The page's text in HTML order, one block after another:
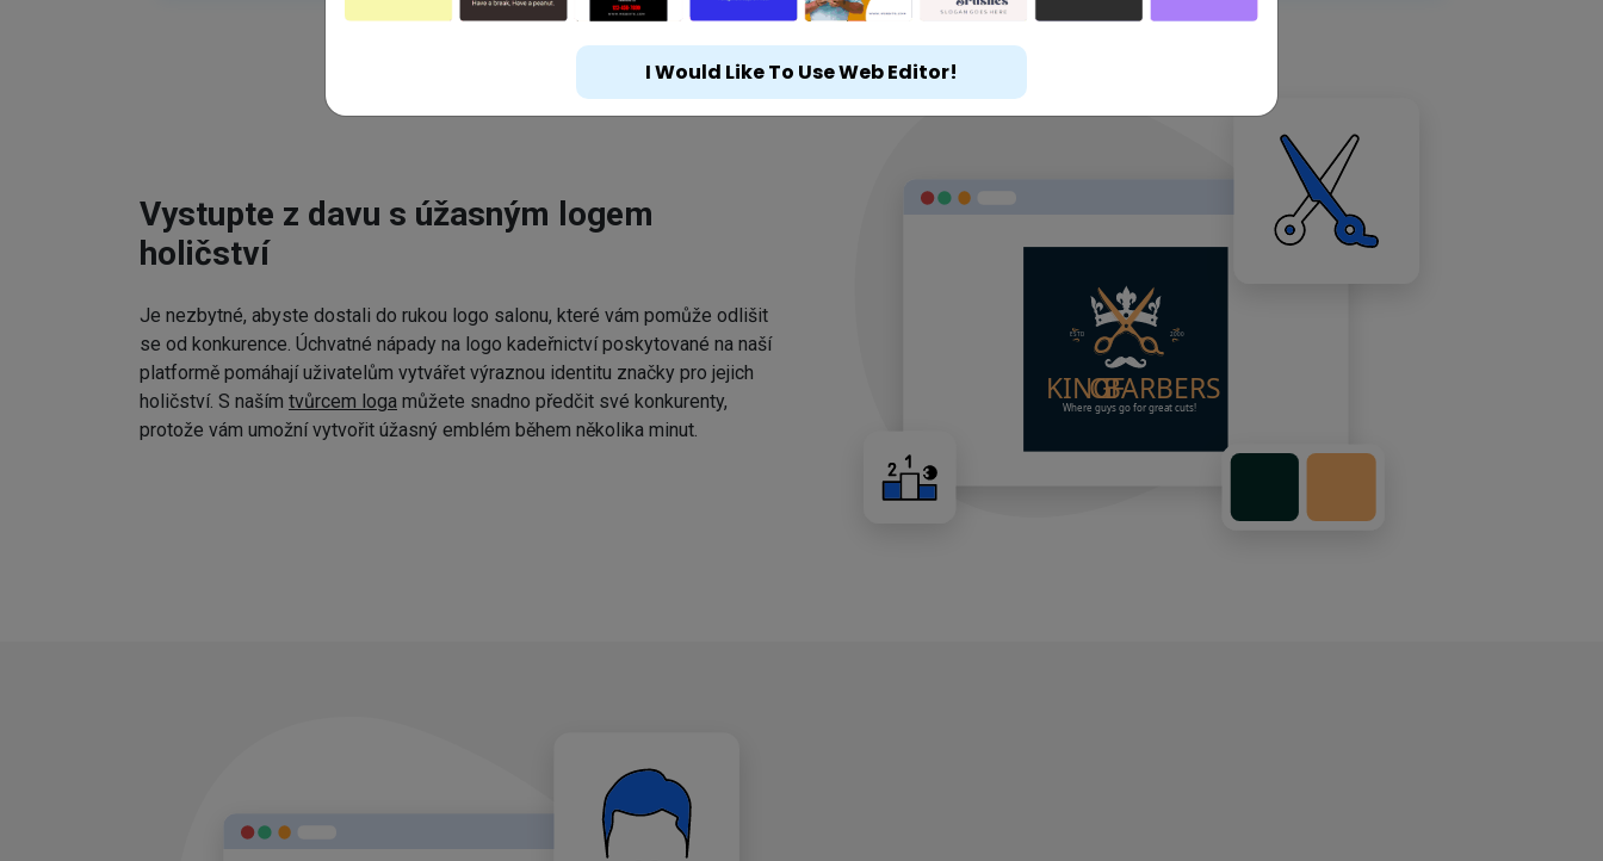
Vystupte z davu s úžasným logem
holičství
Je nezbytné, abyste dostali do rukou logo salonu, které vám pomůže odlišit
se od konkurence. Úchvatné nápady na logo kadeřnictví poskytované na naší
platformě pomáhají uživatelům vytvářet výraznou identitu značky pro jejich
holičství. S naším tvůrcem loga můžete snadno předčit své konkurenty,
protože vám umožní vytvořit úžasný emblém během několika minut.
I Would Like To Use Web Editor!